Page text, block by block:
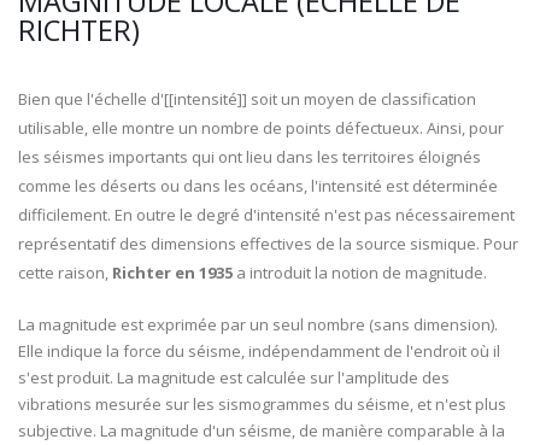
RICHTER)
Bien que l'échelle d'[[intensité]] soit un moyen de classification
utilisable, elle montre un nombre de points défectueux. Ainsi, pour
les séismes importants qui ont lieu dans les territoires éloignés
comme les déserts ou dans les océans, l'intensité est déterminée
difficilement. En outre le degré d'intensité n'est pas nécessairement
représentatif des dimensions effectives de la source sismique. Pour
cette raison, Richter en 1935 a introduit la notion de magnitude.
La magnitude est exprimée par un seul nombre (sans dimension).
Elle indique la force du séisme, indépendamment de l'endroit où il
s'est produit. La magnitude est calculée sur l'amplitude des
vibrations mesurée sur les sismogrammes du séisme, et n'est plus
subjective. La magnitude d'un séisme, de manière comparable à la